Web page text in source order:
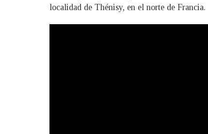
localidad de Thénisy, en el norte de Francia.